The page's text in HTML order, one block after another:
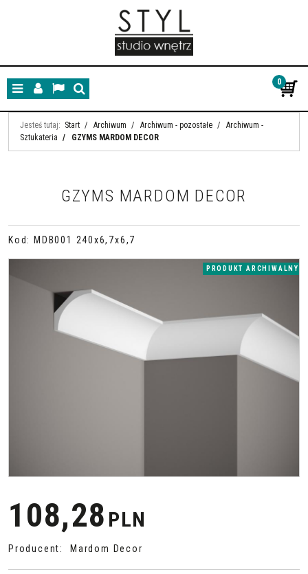
MenuPanelLangSzukaj
0
Jesteś tutaj: Start / Archiwum / Archiwum - pozostałe /
Archiwum -
Sztukateria / GZYMS MARDOM DECOR
GZYMS MARDOM DECOR
Kod : MDB001 240x6,7x6,7
PRODUKT ARCHIWALNY
108,28 PLN
Producent: Mardom Decor